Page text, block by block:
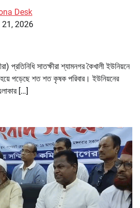
Desk
2026
প্রতিনিধি সাতক্ষীরা শ্যামনগর কৈখালী ইউনিয়নে
হয়ে পড়েছে শত শত কৃষক পরিবার। ইউনিয়নের
[…]